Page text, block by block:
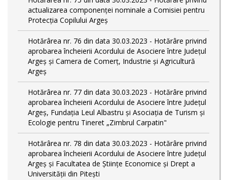
actualizarea componenței nominale a Comisiei pentru
Protecția Copilului Argeș
Hotărârea nr. 76 din data 30.03.2023 - Hotărâre privind
aprobarea încheierii Acordului de Asociere între Județul
Argeș și Camera de Comerț, Industrie și Agricultură
Argeș
Hotărârea nr. 77 din data 30.03.2023 - Hotărâre privind
aprobarea încheierii Acordului de Asociere între Județul
Argeș, Fundația Leul Albastru și Asociația de Turism și
Ecologie pentru Tineret „Zimbrul Carpatin"
Hotărârea nr. 78 din data 30.03.2023 - Hotărâre privind
aprobarea încheierii Acordului de Asociere între Județul
Argeș și Facultatea de Științe Economice și Drept a
Universității din Pitești